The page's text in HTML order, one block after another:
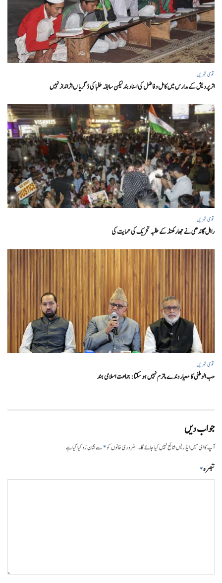
قومی خبریں
اتر پردیش کےمدارس میں کامل و فاضل کی اسناد بند لیکن سابقہ طلبا کی ڈگریا ں اثرانداز نہیں
قومی خبریں
راہل گاندھی نے جھارکھنڈ کے طلبہ تحریک کی حمایت کی
قومی خبریں
حب الوطنی کا معیار وندے ماترم نہیں ہو سکتا : جماعت اسلامی ہند
جواب دیں
آپ کا ای میل ایڈریس شائع نہیں کیا جائے گا۔ ضروری خانوں کو*سے نشان زد کیا گیا ہے
تبصرہ*